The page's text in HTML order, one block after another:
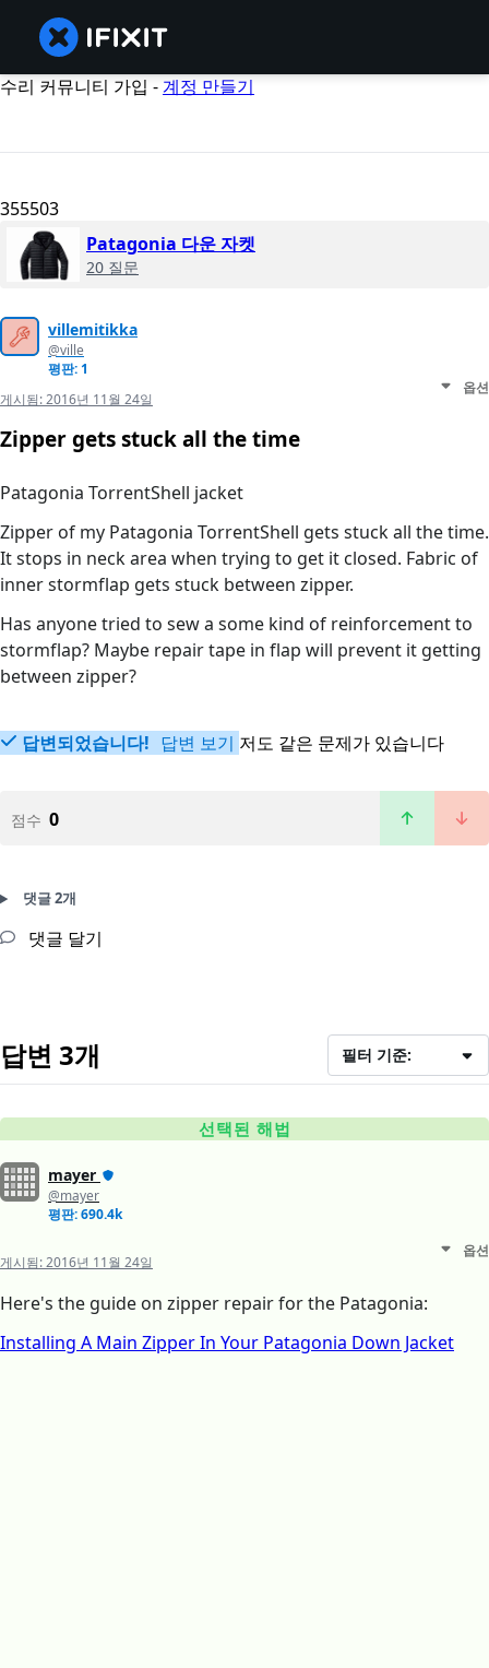
수리 커뮤니티 가입 -계정 만들기
355503
Patagonia 다운 자켓
20 질문
villemitikka
@ville
평판: 1
게시됨:2016년 11월 24일
옵션
Zipper gets stuck all the time
Patagonia TorrentShell jacket
Zipper of my Patagonia TorrentShell gets stuck all the time.
It stops in neck area when trying to get it closed. Fabric of
inner stormflap gets stuck between zipper.
Has anyone tried to sew a some kind of reinforcement to
stormflap? Maybe repair tape in flap will prevent it getting
between zipper?
답변되었습니다! 답변 보기 저도 같은 문제가 있습니다
점수 0
댓글 2개
댓글 달기
답변 3개 필터 기준:
선택된 해법
mayer
@mayer
평판: 690.4k
게시됨:2016년 11월 24일
옵션
Here's the guide on zipper repair for the Patagonia:
Installing A Main Zipper In Your Patagonia Down Jacket